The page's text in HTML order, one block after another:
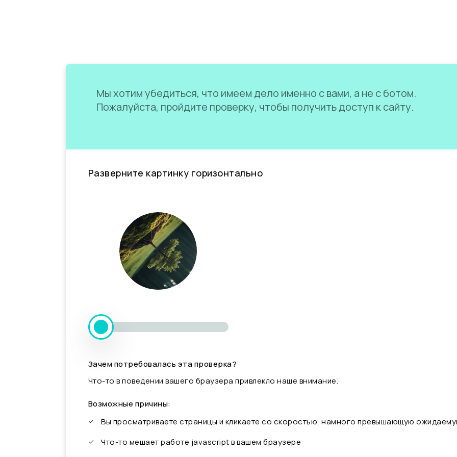
Мы хотим убедиться, что имеем дело именно с вами, а не с ботом.
Пожалуйста, пройдите проверку, чтобы получить доступ к сайту.
Разверните картинку горизонтально
Зачем потребовалась эта проверка?
Что-то в поведении вашего браузера привлекло наше внимание.
Возможные причины:
Вы просматриваете страницы и кликаете со скоростью, намного превышающую
Что-то мешает работе javascript в вашем браузере